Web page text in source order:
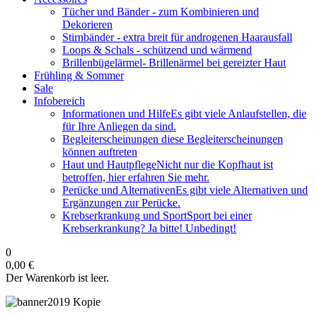
Tücher und Bänder- zum Kombinieren und
Dekorieren
Stirnbänder- extra breit für androgenen Haarausfall
Loops & Schals - schützend und wärmend
Brillenbügelärmel- Brillenärmel bei gereizter Haut
Frühling & Sommer
Sale
Infobereich
Informationen und HilfeEs gibt viele Anlaufstellen, die
für Ihre Anliegen da sind.
Begleiterscheinungen diese Begleiterscheinungen
können auftreten
Haut und HautpflegeNicht nur die Kopfhaut ist
betroffen, hier erfahren Sie mehr.
Perücke und AlternativenEs gibt viele Alternativen und
Ergänzungen zur Perücke.
Krebserkrankung und SportSport bei einer
Krebserkrankung? Ja bitte! Unbedingt!
0
0,00 €
Der Warenkorb ist leer.